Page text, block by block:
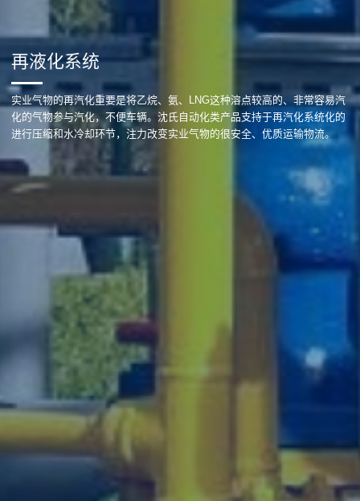
再液化系统
实业气物的再汽化重要是将乙烷、氨、LNG这种溶点较高的、非常容易汽
化的气物参与汽化，不便车辆。沈氏自动化类产品支持于再汽化系统化的
进行压缩和水冷却环节，注力改变实业气物的很安全、优质运输物流。